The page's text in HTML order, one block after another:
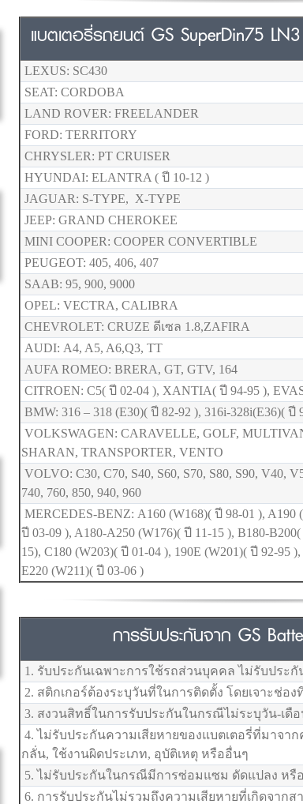
แบตเตอรี่รถยนต์ GS SuperDin75
LEXUS: SC430
SEAT: CORDOBA
LAND ROVER: FREELANDER
FORD: TERRITORY
CHRYSLER: PT CRUISER
HYUNDAI: ELANTRA ( ปี 10-12 )
JAGUAR: S-TYPE, X-TYPE
JEEP: GRAND CHEROKEE
MINI COOPER: COOPER CONVERTIBLE
PEUGEOT: 405, 406, 407
SAAB: 95, 900, 9000
OPEL: VECTRA, CALIBRA
CHEVROLET: CRUZE ดีเซล 1.8,ZAFIRA
AUDI: A4, A5, A6,Q3, TT
AUFA ROMEO: BRERA, GT, GTV, 164
CITROEN: C5( ปี 02-04 ), XANTIA( ปี 94-95 ),
BMW: 316 – 318 (E30)( ปี 82-92 ), 316i-328i(E36)( ปี
VOLKSWAGEN: CARAVELLE, GOLF,
SHARAN, TRANSPORTER, VENTO
VOLVO: C30, C70, S40, S60, S70, S80, S90, V40,
740, 760, 850, 940, 960
MERCEDES-BENZ: A160 (W168)( ปี 98-01 ), A190
ปี 03-09 ), A180-A250 (W176)( ปี 11-15 ), B180-
15), C180 (W203)( ปี 01-04 ), 190E (W201)( ปี 92-95
E220 (W211)( ปี 03-06 )
การรับประกันจาก GS
1. รับประกันเฉพาะการใช้รถส่วนบุคคล ไม่รับประ
2. สติกเกอร์ต้องระบุวันที่ในการติดตั้ง โดยเจาะช่อง
3. สงวนสิทธิ์ในการรับประกันในกรณีไม่ระบุวัน-เดื
4. ไม่รับประกันความเสียหายของแบตเตอรี่ที่มาจา
กลั่น, ใช้งานผิดประเภท, อุบัติเหตุ หรืออื่นๆ
5. ไม่รับประกันในกรณีมีการซ่อมแซม ดัดแปลง หรื
6. การรับประกันไม่รวมถึงความเสียหายที่เกิดจาก